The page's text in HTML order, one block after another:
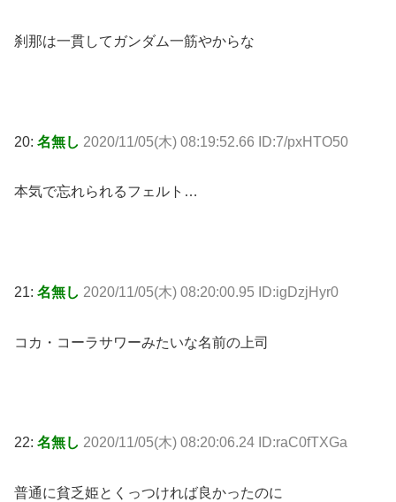
刹那は一貫してガンダム一筋やからな
20: 名無し 2020/11/05(木) 08:19:52.66 ID:7/pxHTO50
本気で忘れられるフェルト…
21: 名無し 2020/11/05(木) 08:20:00.95 ID:igDzjHyr0
コカ・コーラサワーみたいな名前の上司
22: 名無し 2020/11/05(木) 08:20:06.24 ID:raC0fTXGa
普通に貧乏姫とくっつければ良かったのに